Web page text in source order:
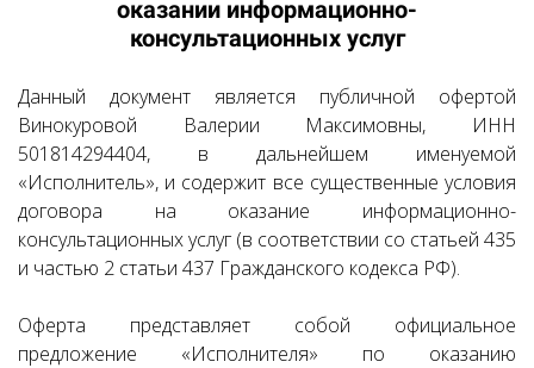
оказании информационно-
консультационных услуг
Данный документ является публичной офертой
Винокуровой Валерии Максимовны, ИНН
501814294404, в дальнейшем именуемой
«Исполнитель», и содержит все существенные условия
договора на оказание информационно-
консультационных услуг (в соответствии со статьей 435
и частью 2 статьи 437 Гражданского кодекса РФ).
Оферта представляет собой официальное
предложение «Исполнителя» по оказанию